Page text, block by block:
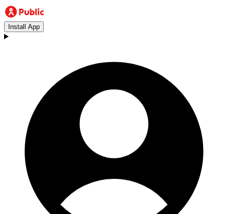
Install App